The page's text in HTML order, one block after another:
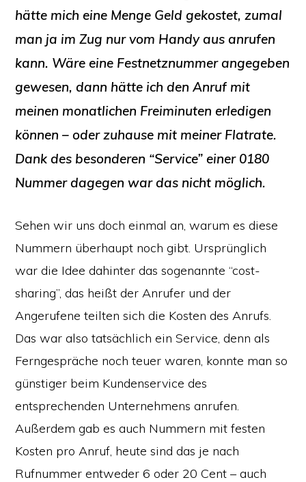
hätte mich eine Menge Geld gekostet, zumal
man ja im Zug nur vom Handy aus anrufen
kann. Wäre eine Festnetznummer angegeben
gewesen, dann hätte ich den Anruf mit
meinen monatlichen Freiminuten erledigen
können – oder zuhause mit meiner Flatrate.
Dank des besonderen “Service” einer 0180
Nummer dagegen war das nicht möglich.
Sehen wir uns doch einmal an, warum es diese
Nummern überhaupt noch gibt. Ursprünglich
war die Idee dahinter das sogenannte “cost-
sharing”, das heißt der Anrufer und der
Angerufene teilten sich die Kosten des Anrufs.
Das war also tatsächlich ein Service, denn als
Ferngespräche noch teuer waren, konnte man so
günstiger beim Kundenservice des
entsprechenden Unternehmens anrufen.
Außerdem gab es auch Nummern mit festen
Kosten pro Anruf, heute sind das je nach
Rufnummer entweder 6 oder 20 Cent – auch